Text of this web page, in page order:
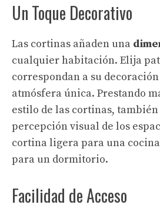
Un Toque Decorativo
Las cortinas añaden una
cualquier habitación. Elija
correspondan a su
atmósfera única. Prestando
estilo de las cortinas,
percepción visual de los
cortina ligera para una
para un dormitorio.
Facilidad de Acceso